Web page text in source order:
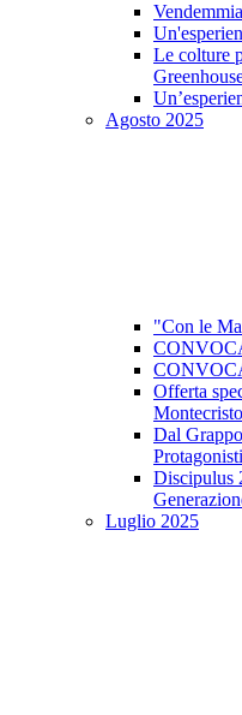
Le colture
Agosto 2025
"Con le
Offerta
Montecristo
Dal
Discipulus
Luglio 2025